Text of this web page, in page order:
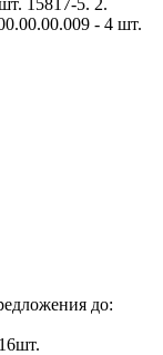
- 4 шт.
до: